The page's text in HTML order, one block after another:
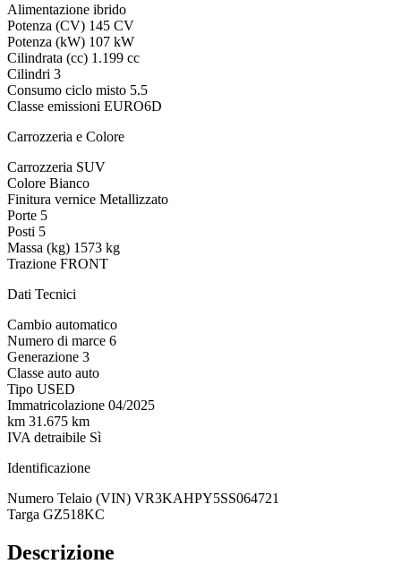
Alimentazione ibrido
Potenza (CV) 145 CV
Potenza (kW) 107 kW
Cilindrata (cc) 1.199 cc
Cilindri 3
Consumo ciclo misto 5.5
Classe emissioni EURO6D
Carrozzeria e Colore
Carrozzeria SUV
Colore Bianco
Finitura vernice Metallizzato
Porte 5
Posti 5
Massa (kg) 1573 kg
Trazione FRONT
Dati Tecnici
Cambio automatico
Numero di marce 6
Generazione 3
Classe auto auto
Tipo USED
Immatricolazione 04/2025
km 31.675 km
IVA detraibile Sì
Identificazione
Numero Telaio (VIN) VR3KAHPY5SS064721
Targa GZ518KC
Descrizione